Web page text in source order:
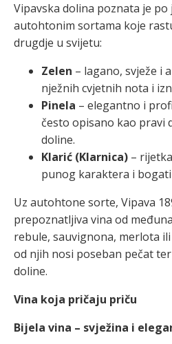
Vipavska dolina poznata je po
autohtonim sortama koje
drugdje u svijetu:
Zelen – lagano, svježe i
nježnih cvjetnih nota i
Pinela – elegantno i
često opisano kao pravi
doline.
Klarić (Klarnica) –
punog karaktera i
Uz autohtone sorte, Vipava
prepoznatljiva vina od
rebule, sauvignona, merlota
od njih nosi poseban pečat
doline.
Vina koja pričaju priču
Bijela vina – svježina i